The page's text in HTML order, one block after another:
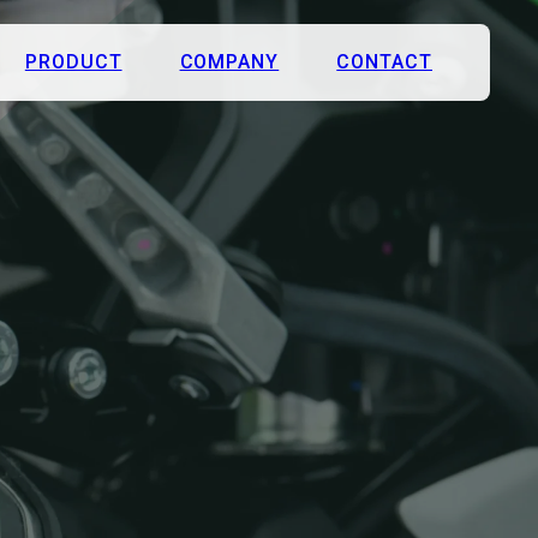
PRODUCT COMPANY CONTACT